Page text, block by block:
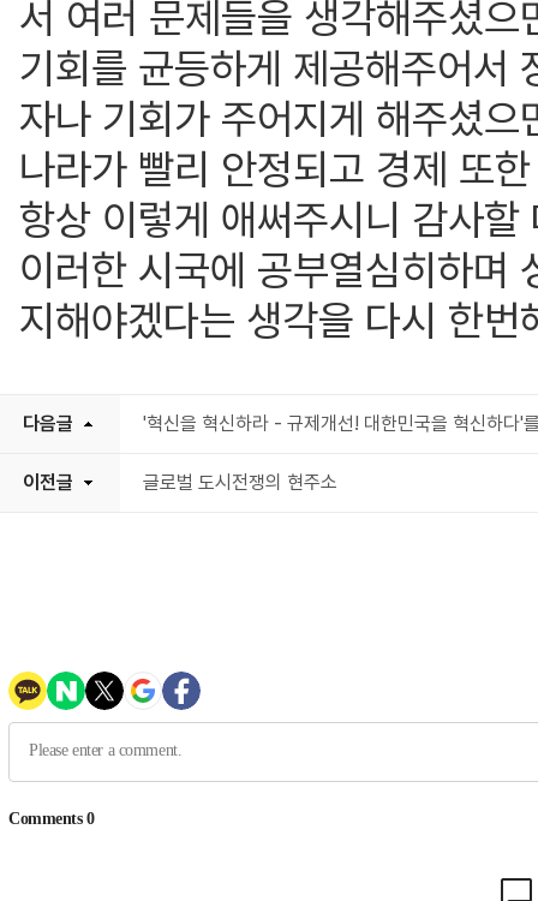
서 여러 문제들을 생각해주셨으
기회를 균등하게 제공해주어서
자나 기회가 주어지게 해주셨으
나라가 빨리 안정되고 경제 또
항상 이렇게 애써주시니 감사할
이러한 시국에 공부열심히하며
지해야겠다는 생각을 다시 한번
다음글 '혁신을 혁신하라 - 규제개선! 대한민국을 혁신하다'
이전글 글로벌 도시전쟁의 현주소